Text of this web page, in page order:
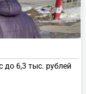
до 6,3 тыс. рублей